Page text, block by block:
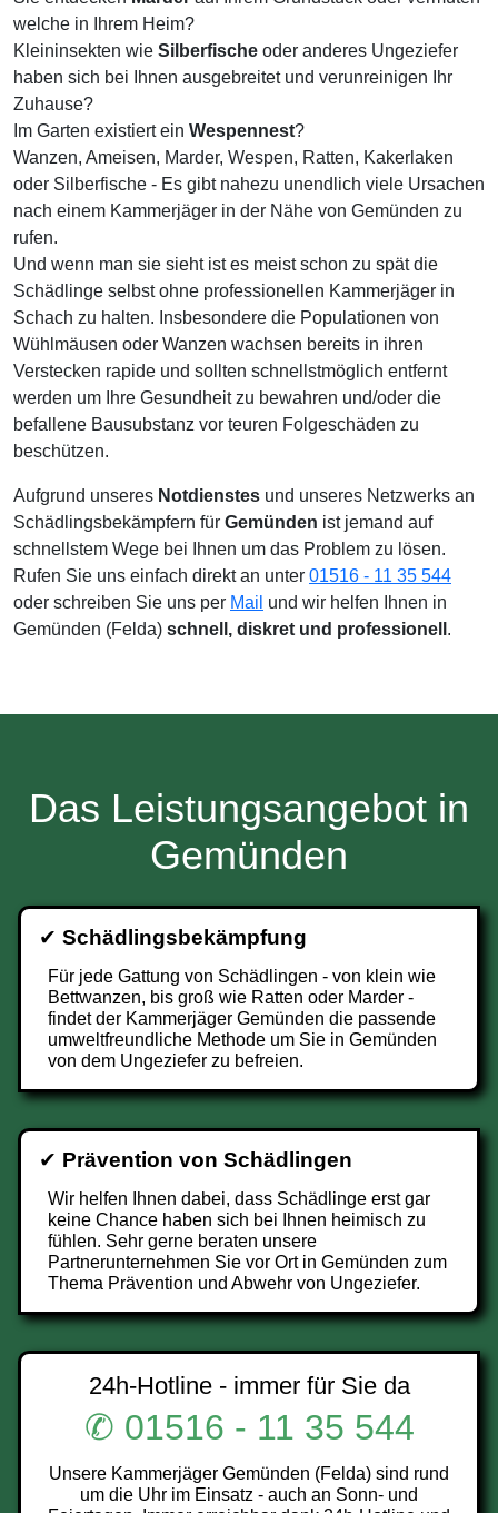
welche in Ihrem Heim?
Kleininsekten wie Silberfische oder anderes Ungeziefer
haben sich bei Ihnen ausgebreitet und verunreinigen Ihr
Zuhause?
Im Garten existiert ein Wespennest?
Wanzen, Ameisen, Marder, Wespen, Ratten, Kakerlaken
oder Silberfische - Es gibt nahezu unendlich viele Ursachen
nach einem Kammerjäger in der Nähe von Gemünden zu
rufen.
Und wenn man sie sieht ist es meist schon zu spät die
Schädlinge selbst ohne professionellen Kammerjäger in
Schach zu halten. Insbesondere die Populationen von
Wühlmäusen oder Wanzen wachsen bereits in ihren
Verstecken rapide und sollten schnellstmöglich entfernt
werden um Ihre Gesundheit zu bewahren und/oder die
befallene Bausubstanz vor teuren Folgeschäden zu
beschützen.
Aufgrund unseres Notdienstes und unseres Netzwerks an
Schädlingsbekämpfern für Gemünden ist jemand auf
schnellstem Wege bei Ihnen um das Problem zu lösen.
Rufen Sie uns einfach direkt an unter 01516 - 11 35 544
oder schreiben Sie uns per Mail und wir helfen Ihnen in
Gemünden (Felda) schnell, diskret und professionell .
Das Leistungsangebot in
Gemünden
✔ Schädlingsbekämpfung
Für jede Gattung von Schädlingen - von klein wie
Bettwanzen, bis groß wie Ratten oder Marder -
findet der Kammerjäger Gemünden die passende
umweltfreundliche Methode um Sie in Gemünden
von dem Ungeziefer zu befreien.
✔ Prävention von Schädlingen
Wir helfen Ihnen dabei, dass Schädlinge erst gar
keine Chance haben sich bei Ihnen heimisch zu
fühlen. Sehr gerne beraten unsere
Partnerunternehmen Sie vor Ort in Gemünden zum
Thema Prävention und Abwehr von Ungeziefer.
24h-Hotline - immer für Sie da
✆ 01516 - 11 35 544
Unsere Kammerjäger Gemünden (Felda) sind rund
um die Uhr im Einsatz - auch an Sonn- und